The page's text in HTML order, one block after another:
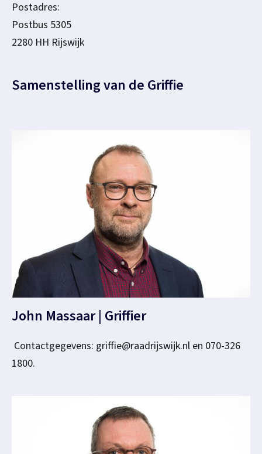
Postadres:
Postbus 5305
2280 HH Rijswijk
Samenstelling van de Griffie
John Massaar | Griffier
Contactgegevens: griffie@raadrijswijk.nl en 070-326
1800.